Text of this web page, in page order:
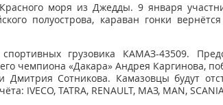
моря из Джедды. 9 января
полуострова, караван гонки
грузовика КАМАЗ-43509.
чемпиона «Дакара» Андрея Каргинова,
Сотникова. Камазовцы будут
IVECO, TATRA, RENAULT, МАЗ, MAN,